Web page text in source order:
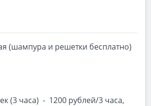
(шампура и решетки бесплатно)
(3 часа) - 1200 рублей/3 часа,